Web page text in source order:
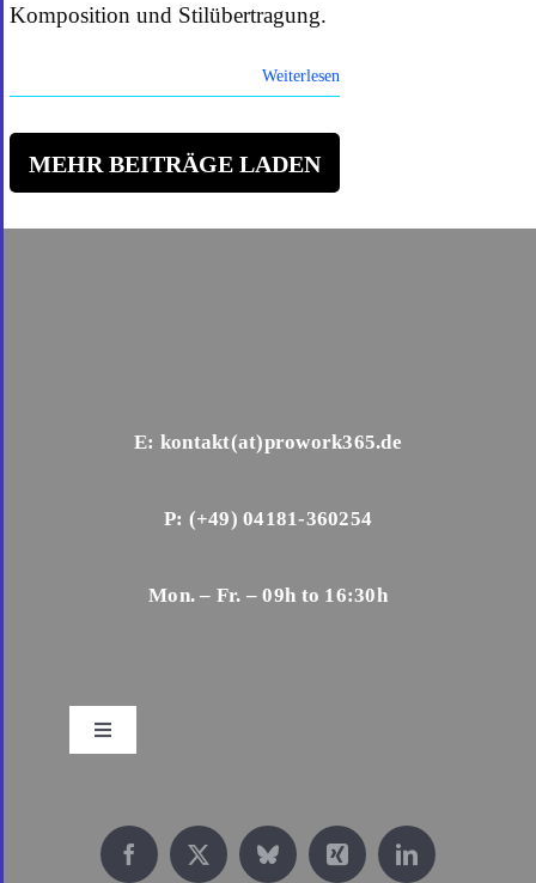
Komposition und Stilübertragung.
Weiterlesen
MEHR BEITRÄGE LADEN
E: kontakt(at)prowork365.de
P: (+49) 04181-360254
Mon. – Fr. – 09h to 16:30h
Toggle
Navigation
Datenschutz